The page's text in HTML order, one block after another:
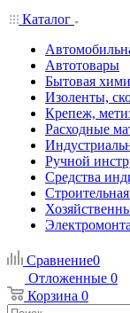
Каталог
Автотовары
Бытовая
Изоленты,
Крепеж,
Расходные
Ручной
Средства
Сравнение0
Отложенные 0
Корзина 0